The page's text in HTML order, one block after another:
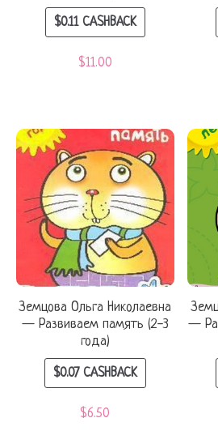
$0.11CASHBACK
$11.00
Земцова Ольга Николаевна
— Развиваем память (2-3
года)
$0.07CASHBACK
$6.50
—